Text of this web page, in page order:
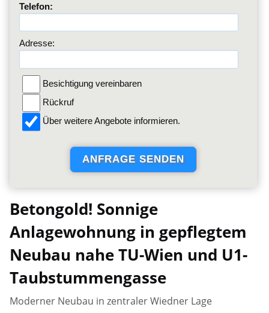
Telefon:
Adresse:
Besichtigung vereinbaren
Rückruf
Über weitere Angebote informieren.
Betongold! Sonnige
Anlagewohnung in gepflegtem
Neubau nahe TU-Wien und U1-
Taubstummengasse
Moderner Neubau in zentraler Wiedner Lage